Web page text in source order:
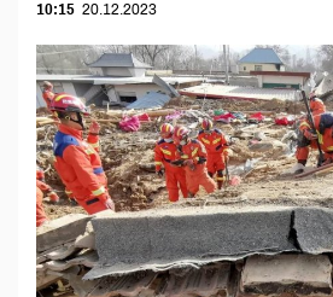
10:15 20.12.2023